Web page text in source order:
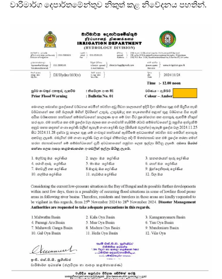
වාරිමාර්ග දෙපාර්තමේන්තුව නිකුත් කළ නිවේදනය පහතින්.